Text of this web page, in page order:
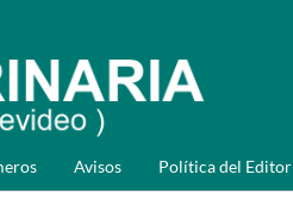
Avisos Política del Editor